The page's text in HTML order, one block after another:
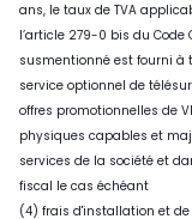
ans, le taux de TVA
l’article 279-0 bis du
susmentionné est fourni
service optionnel de
offres promotionnelles de
physiques capables et
services de la société et
fiscal le cas échéant
(4) frais d'installation et de